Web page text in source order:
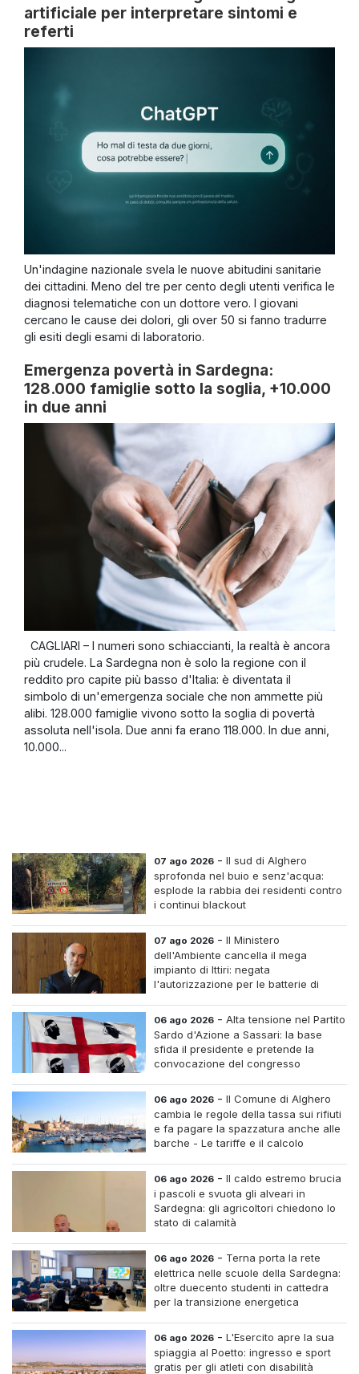
artificiale per interpretare sintomi e
referti
Un'indagine nazionale svela le nuove abitudini sanitarie
dei cittadini. Meno del tre per cento degli utenti verifica le
diagnosi telematiche con un dottore vero. I giovani
cercano le cause dei dolori, gli over 50 si fanno tradurre
gli esiti degli esami di laboratorio.
Emergenza povertà in Sardegna:
128.000 famiglie sotto la soglia, +10.000
in due anni
CAGLIARI – I numeri sono schiaccianti, la realtà è ancora
più crudele. La Sardegna non è solo la regione con il
reddito pro capite più basso d'Italia: è diventata il
simbolo di un'emergenza sociale che non ammette più
alibi. 128.000 famiglie vivono sotto la soglia di povertà
assoluta nell'isola. Due anni fa erano 118.000. In due anni,
10.000...
07 ago 2026 -Il sud di Alghero
sprofonda nel buio e senz'acqua:
esplode la rabbia dei residenti contro
i continui blackout
07 ago 2026 -Il Ministero
dell'Ambiente cancella il mega
impianto di Ittiri: negata
l'autorizzazione per le batterie di
06 ago 2026 -Alta tensione nel Partito
Sardo d'Azione a Sassari: la base
sfida il presidente e pretende la
convocazione del congresso
06 ago 2026 -Il Comune di Alghero
cambia le regole della tassa sui rifiuti
e fa pagare la spazzatura anche alle
barche - Le tariffe e il calcolo
06 ago 2026 -Il caldo estremo brucia
i pascoli e svuota gli alveari in
Sardegna: gli agricoltori chiedono lo
stato di calamità
06 ago 2026 - Terna porta la rete
elettrica nelle scuole della Sardegna:
oltre duecento studenti in cattedra
per la transizione energetica
06 ago 2026 -L'Esercito apre la sua
spiaggia al Poetto: ingresso e sport
gratis per gli atleti con disabilità